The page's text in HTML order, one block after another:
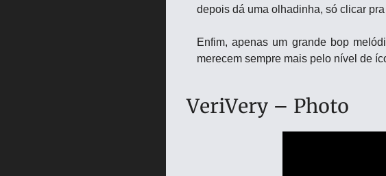
depois dá uma olhadinha, só clicar
Enfim, apenas um grande bop
merecem sempre mais pelo nível de
VeriVery – Photo